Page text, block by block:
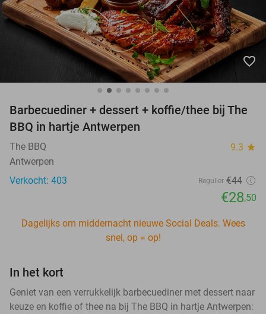
favorite_border
Barbecuediner + dessert + koffie/thee bij The
BBQ in hartje Antwerpen
The BBQ 9.3 star
Antwerpen
Verkocht: 403
Regulier €44
€28,50
Dagelijks om middernacht nieuwe Social Deals. Wees
snel, op = op!
In het kort
Geniet van een verrukkelijk barbecuediner met dessert naar
keuze en koffie of thee na bij The BBQ in hartje Antwerpen: